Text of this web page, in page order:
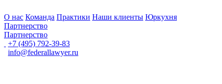
О нас Команда Практики Наши клиенты Юркухня
Партнерство
Партнерство
+7 (495) 792-39-83
info@federallawyer.ru